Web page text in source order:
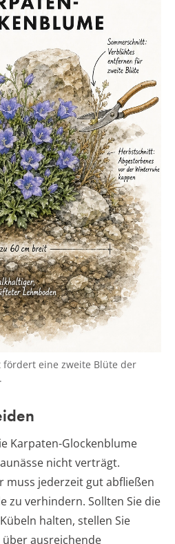
fördert eine zweite Blüte der
Karpaten-Glockenblume
nicht verträgt.
muss jederzeit gut abfließen
zu verhindern. Sollten Sie die
halten, stellen Sie
über ausreichende